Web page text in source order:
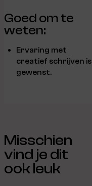
Goed om te
weten:
Ervaring met
creatief schrijven is
gewenst.
Misschien
vind je dit
ook leuk